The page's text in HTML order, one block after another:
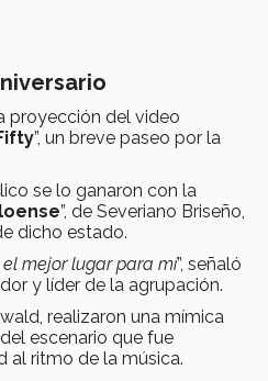
proyección del video
”, un breve paseo por la
se lo ganaron con la
”, de Severiano Briseño,
dicho estado.
el mejor lugar para mí”, señaló
y líder de la agrupación.
realizaron una mímica
escenario que fue
al ritmo de la música.